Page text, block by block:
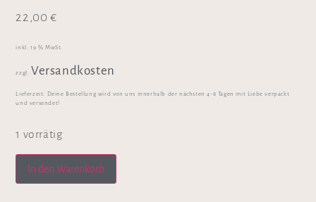
22,00 €
inkl. 19 % MwSt.
zzgl. Versandkosten
Lieferzeit:
Deine Bestellung wird von uns innerhalb der nächsten 4-8 Tagen mit Liebe verpackt
und versendet!
1 vorrätig
In den Warenkorb